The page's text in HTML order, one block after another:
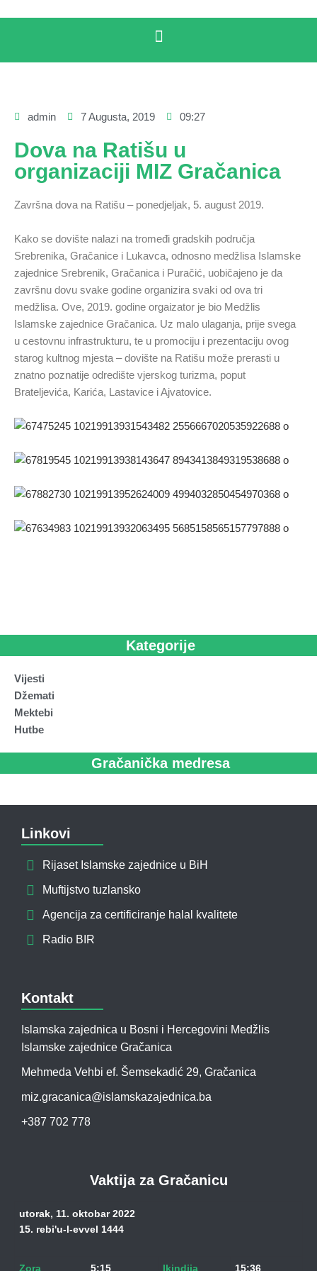
admin 7 Augusta, 2019 09:27
Dova na Ratišu u
organizaciji MIZ Gračanica
Završna dova na Ratišu – ponedjeljak, 5. august 2019.
Kako se dovište nalazi na tromeđi gradskih područja
Srebrenika, Gračanice i Lukavca, odnosno medžlisa Islamske
zajednice Srebrenik, Gračanica i Puračić, uobičajeno je da
završnu dovu svake godine organizira svaki od ova tri
medžlisa. Ove, 2019. godine orgaizator je bio Medžlis
Islamske zajednice Gračanica. Uz malo ulaganja, prije svega
u cestovnu infrastrukturu, te u promociju i prezentaciju ovog
starog kultnog mjesta – dovište na Ratišu može prerasti u
znatno poznatije odredište vjerskog turizma, poput
Brateljevića, Karića, Lastavice i Ajvatovice.
Kategorije
Vijesti
Džemati
Mektebi
Hutbe
Gračanička medresa
Linkovi
Rijaset Islamske zajednice u BiH
Muftijstvo tuzlansko
Agencija za certificiranje halal kvalitete
Radio BIR
Kontakt
Islamska zajednica u Bosni i Hercegovini Medžlis
Islamske zajednice Gračanica
Mehmeda Vehbi ef. Šemsekadić 29, Gračanica
miz.gracanica@islamskazajednica.ba
+387 702 778
Vaktija za Gračanicu
utorak, 11. oktobar 2022
15. rebi'u-l-evvel 1444
Zora 5:15 Ikindija 15:36